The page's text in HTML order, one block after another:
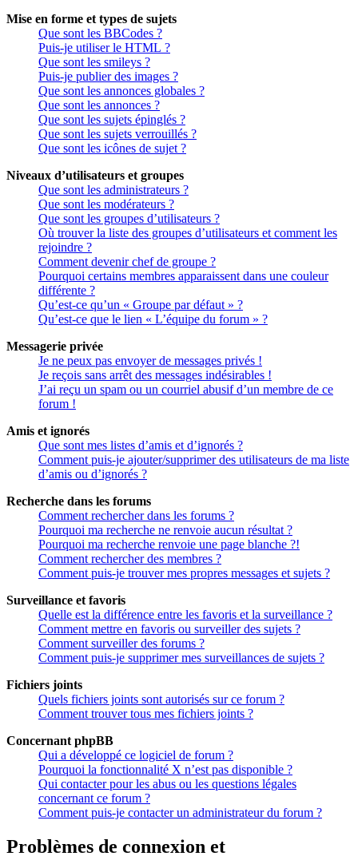
Mise en forme et types de sujets
Que sont les BBCodes ?
Puis-je utiliser le HTML ?
Que sont les smileys ?
Puis-je publier des images ?
Que sont les annonces globales ?
Que sont les annonces ?
Que sont les sujets épinglés ?
Que sont les sujets verrouillés ?
Que sont les icônes de sujet ?
Niveaux d’utilisateurs et groupes
Que sont les administrateurs ?
Que sont les modérateurs ?
Que sont les groupes d’utilisateurs ?
Où trouver la liste des groupes d’utilisateurs et comment les
rejoindre ?
Comment devenir chef de groupe ?
Pourquoi certains membres apparaissent dans une couleur
différente ?
Qu’est-ce qu’un « Groupe par défaut » ?
Qu’est-ce que le lien « L’équipe du forum » ?
Messagerie privée
Je ne peux pas envoyer de messages privés !
Je reçois sans arrêt des messages indésirables !
J’ai reçu un spam ou un courriel abusif d’un membre de ce
forum !
Amis et ignorés
Que sont mes listes d’amis et d’ignorés ?
Comment puis-je ajouter/supprimer des utilisateurs de ma liste
d’amis ou d’ignorés ?
Recherche dans les forums
Comment rechercher dans les forums ?
Pourquoi ma recherche ne renvoie aucun résultat ?
Pourquoi ma recherche renvoie une page blanche ?!
Comment rechercher des membres ?
Comment puis-je trouver mes propres messages et sujets ?
Surveillance et favoris
Quelle est la différence entre les favoris et la surveillance ?
Comment mettre en favoris ou surveiller des sujets ?
Comment surveiller des forums ?
Comment puis-je supprimer mes surveillances de sujets ?
Fichiers joints
Quels fichiers joints sont autorisés sur ce forum ?
Comment trouver tous mes fichiers joints ?
Concernant phpBB
Qui a développé ce logiciel de forum ?
Pourquoi la fonctionnalité X n’est pas disponible ?
Qui contacter pour les abus ou les questions légales
concernant ce forum ?
Comment puis-je contacter un administrateur du forum ?
Problèmes de connexion et